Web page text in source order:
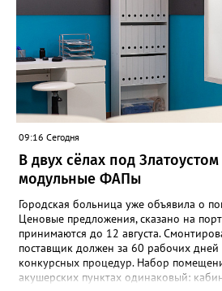
09:16 Сегодня
В двух сёлах под
модульные ФАПы
Городская больница уже объявила о
Ценовые предложения, сказано на
принимаются до 12 августа.
поставщик должен за 60 рабочих дней
конкурсных процедур. Набор
акушерских пунктах одинаковый: